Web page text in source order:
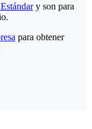
y son para
para obtener